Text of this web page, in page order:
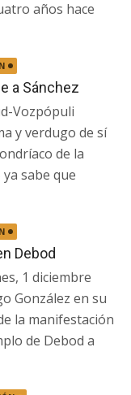
años hace
a Sánchez
Vozpópuli
y verdugo de sí
de la
sabe que
Debod
1 diciembre
González en su
la manifestación
de Debod a